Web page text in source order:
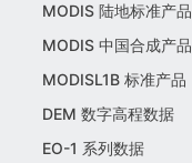
MODIS 陆地标准产品
MODIS 中国合成产品
MODISL1B 标准产品
DEM 数字高程数据
EO-1 系列数据